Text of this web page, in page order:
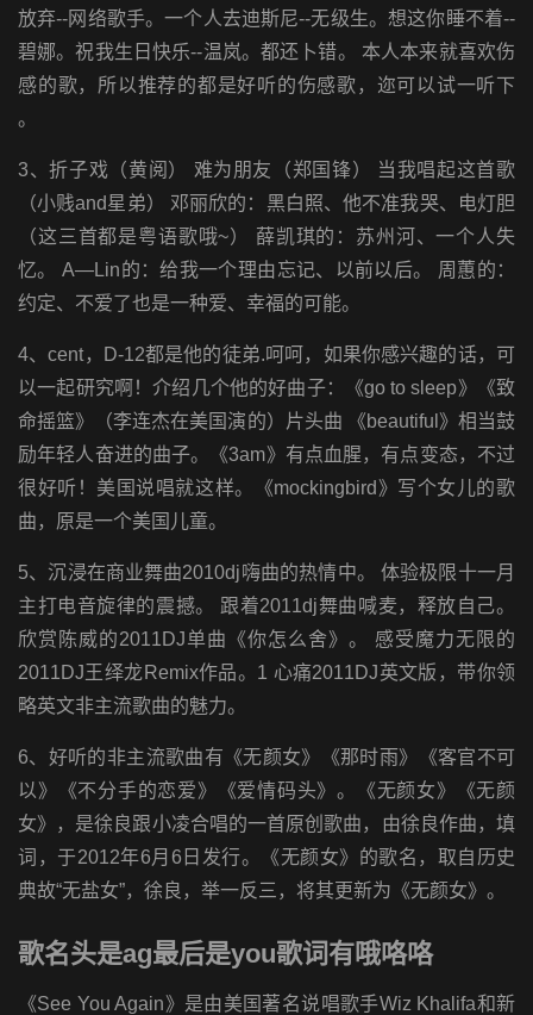
放弃--网络歌手。一个人去迪斯尼--无级生。想这你睡不着--
碧娜。祝我生日快乐--温岚。都还卜错。 本人本来就喜欢伤
感的歌，所以推荐的都是好听的伤感歌，迩可以试一听下
。
3、折子戏（黄阅） 难为朋友（郑国锋） 当我唱起这首歌
（小贱and星弟） 邓丽欣的：黑白照、他不准我哭、电灯胆
（这三首都是粤语歌哦~） 薛凯琪的：苏州河、一个人失
忆。 A—Lin的：给我一个理由忘记、以前以后。 周蕙的：
约定、不爱了也是一种爱、幸福的可能。
4、cent，D-12都是他的徒弟.呵呵，如果你感兴趣的话，可
以一起研究啊！介绍几个他的好曲子：《go to sleep》《致
命摇篮》（李连杰在美国演的）片头曲 《beautiful》相当鼓
励年轻人奋进的曲子。《3am》有点血腥，有点变态，不过
很好听！美国说唱就这样。《mockingbird》写个女儿的歌
曲，原是一个美国儿童。
5、沉浸在商业舞曲2010dj嗨曲的热情中。 体验极限十一月
主打电音旋律的震撼。 跟着2011dj舞曲喊麦，释放自己。
欣赏陈威的2011DJ单曲《你怎么舍》。 感受魔力无限的
2011DJ王绎龙Remix作品。1 心痛2011DJ英文版，带你领
略英文非主流歌曲的魅力。
6、好听的非主流歌曲有《无颜女》《那时雨》《客官不可
以》《不分手的恋爱》《爱情码头》。《无颜女》《无颜
女》，是徐良跟小凌合唱的一首原创歌曲，由徐良作曲，填
词，于2012年6月6日发行。《无颜女》的歌名，取自历史
典故“无盐女”，徐良，举一反三，将其更新为《无颜女》。
歌名头是ag最后是you歌词有哦咯咯
《See You Again》是由美国著名说唱歌手Wiz Khalifa和新